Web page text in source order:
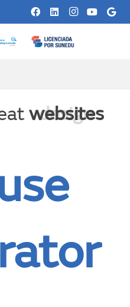
websites
design